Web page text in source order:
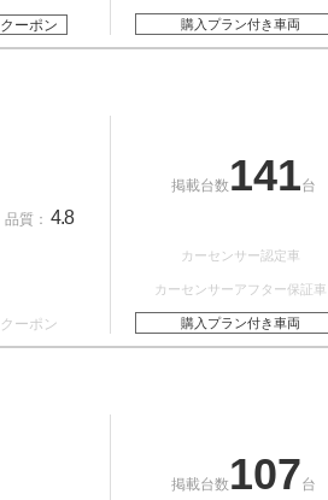
クーポン 購入プラン付き車両
品質： 4.8
クーポン
掲載台数 141台
カーセンサー認定車
カーセンサーアフター保証車
購入プラン付き車両
掲載台数 107台